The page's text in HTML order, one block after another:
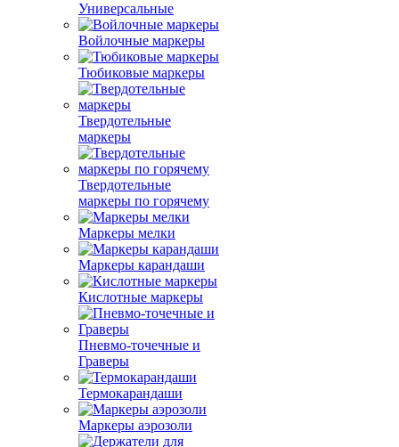
Универсальные
Войлочные маркеры
Тюбиковые маркеры
Твердотельные
маркеры
Твердотельные
маркеры по горячему
Маркеры мелки
Маркеры карандаши
Кислотные маркеры
Пневмо-точечные и
Граверы
Термокарандаши
Маркеры аэрозоли